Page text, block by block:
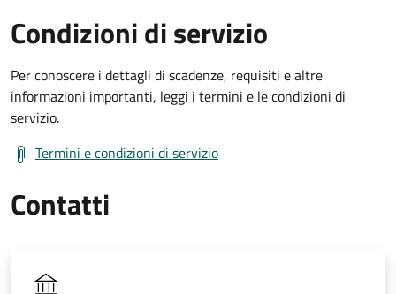
Condizioni di servizio
Per conoscere i dettagli di scadenze, requisiti e altre
informazioni importanti, leggi i termini e le condizioni di
servizio.
Termini e condizioni di servizio
Contatti